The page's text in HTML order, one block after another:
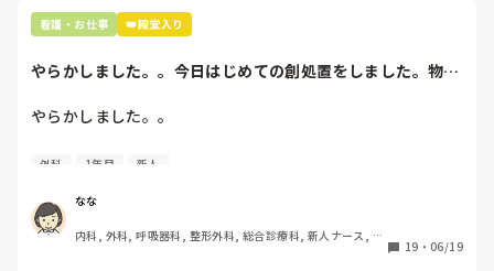
看護・お仕事 👑殿堂入り
やらかしました。。今日はじめての創処置をしました。物品
やらかしました。。
今日はじめての創処置をしました。
ゴミと一緒に、ノリで鑷子達を捨てました。。
患者に使用した物品は使い捨て、という認識が頭の中にあっ
て…。
外科 1年目 新人
なな
内科, 外科, 呼吸器科, 整形外科, 総合診療科, 新人ナース, 脳
19 ・ 06/19